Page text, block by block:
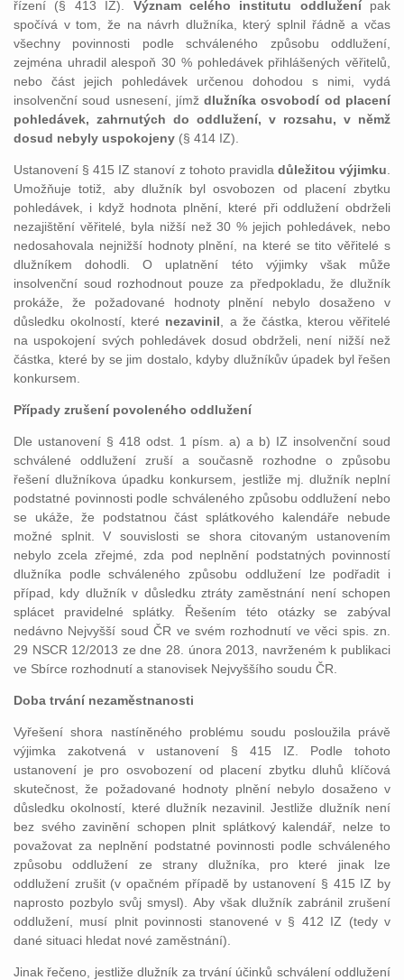
řízení (§ 413 IZ). Význam celého institutu oddluženípak
spočívá v tom, že na návrh dlužníka, který splnil řádně a včas
všechny povinnosti podle schváleného způsobu oddlužení,
zejména uhradil alespoň 30 % pohledávek přihlášených věřitelů,
nebo část jejich pohledávek určenou dohodou s nimi, vydá
insolvenční soud usnesení, jímždlužníka osvobodí od placení
pohledávek, zahrnutých do oddlužení, v rozsahu, v němž
dosud nebyly uspokojeny (§ 414 IZ).
Ustanovení § 415 IZ stanoví z tohoto pravidla důležitou výjimku
Umožňuje totiž, aby dlužník byl osvobozen od placení zbytku
pohledávek, i když hodnota plnění, které při oddlužení obdrželi
nezajištění věřitelé, byla nižší než 30 % jejich pohledávek, nebo
nedosahovala nejnižší hodnoty plnění, na které se tito věřitelé s
dlužníkem dohodli. O uplatnění této výjimky však může
insolvenční soud rozhodnout pouze za předpokladu, že dlužník
prokáže, že požadované hodnoty plnění nebylo dosaženo v
důsledku okolností, které nezavinil , a že částka, kterou věřitelé
na uspokojení svých pohledávek dosud obdrželi, není nižší než
částka, které by se jim dostalo, kdyby dlužníkův úpadek byl řešen
konkursem.
Případy zrušení povoleného oddlužení
Dle ustanovení § 418 odst. 1 písm. a) a b) IZ insolvenční soud
schválené oddlužení zruší a současně rozhodne o způsobu
řešení dlužníkova úpadku konkursem, jestliže mj. dlužník neplní
podstatné povinnosti podle schváleného způsobu oddlužení nebo
se ukáže, že podstatnou část splátkového kalendáře nebude
možné splnit. V souvislosti se shora citovaným ustanovením
nebylo zcela zřejmé, zda pod neplnění podstatných povinností
dlužníka podle schváleného způsobu oddlužení lze podřadit i
případ, kdy dlužník v důsledku ztráty zaměstnání není schopen
splácet pravidelné splátky. Řešením této otázky se zabýval
nedávno Nejvyšší soud ČR ve svém rozhodnutí ve věci spis. zn.
29 NSCR 12/2013 ze dne 28. února 2013, navrženém k publikaci
ve Sbírce rozhodnutí a stanovisek Nejvyššího soudu ČR.
Doba trvání nezaměstnanosti
Vyřešení shora nastíněného problému soudu posloužila právě
výjimka zakotvená v ustanovení § 415 IZ. Podle tohoto
ustanovení je pro osvobození od placení zbytku dluhů klíčová
skutečnost, že požadované hodnoty plnění nebylo dosaženo v
důsledku okolností, které dlužník nezavinil. Jestliže dlužník není
bez svého zavinění schopen plnit splátkový kalendář, nelze to
považovat za neplnění podstatné povinnosti podle schváleného
způsobu oddlužení ze strany dlužníka, pro které jinak lze
oddlužení zrušit (v opačném případě by ustanovení § 415 IZ by
naprosto pozbylo svůj smysl). Aby však dlužník zabránil zrušení
oddlužení, musí plnit povinnosti stanovené v § 412 IZ (tedy v
dané situaci hledat nové zaměstnání).
Jinak řečeno, jestliže dlužník za trvání účinků schválení oddlužení